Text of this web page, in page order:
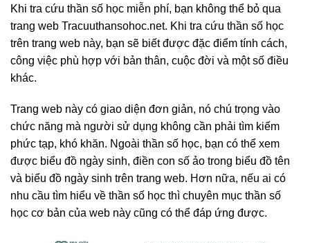
Khi tra cứu thần số học miễn phí, bạn không thể bỏ qua
trang web Tracuuthansohoc.net. Khi tra cứu thần số học
trên trang web này, bạn sẽ biết được đặc điểm tính cách,
công việc phù hợp với bản thân, cuộc đời và một số điều
khác.
Trang web này có giao diện đơn giản, nó chú trọng vào
chức năng mà người sử dụng không cần phải tìm kiếm
phức tạp, khó khăn. Ngoài thần số học, bạn có thể xem
được biểu đồ ngày sinh, điền con số ảo trong biểu đồ tên
và biểu đồ ngày sinh trên trang web. Hơn nữa, nếu ai có
nhu cầu tìm hiểu về thần số học thì chuyên mục thần số
học cơ bản của web này cũng có thể đáp ứng được.